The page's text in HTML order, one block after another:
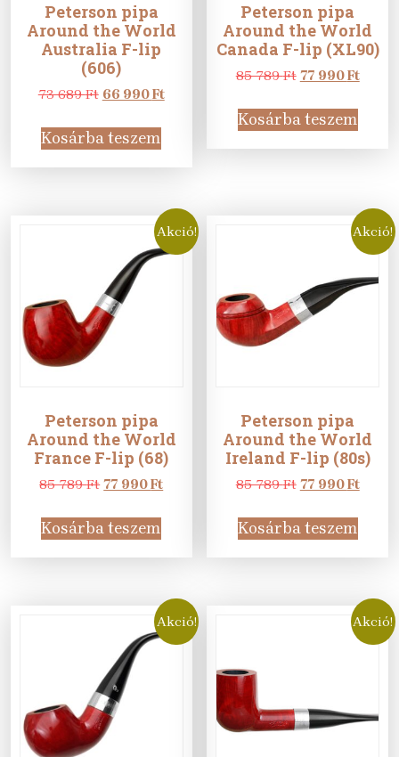
Peterson pipa
Around the World
Australia F-lip
(606)
73 689Ft Original
was:
73
689 Ft.
66 990FtCurrent
990 Ft.
Kosárba teszem
Peterson pipa
Around the World
Canada F-lip (XL90)
85 789Ft Original
was:
85
789 Ft.
77 990Ft
990
Kosárba teszem
Akció!
Peterson pipa
Around the World
France F-lip (68)
85 789Ft Original
was:
85
789 Ft.
77 990FtCurrent
990 Ft.
Kosárba teszem
Akció!
Peterson pipa
Around the World
Ireland F-lip (80s)
85 789Ft Original
was:
85
789 Ft.
77 990Ft
990
Kosárba teszem
Akció! Akció!